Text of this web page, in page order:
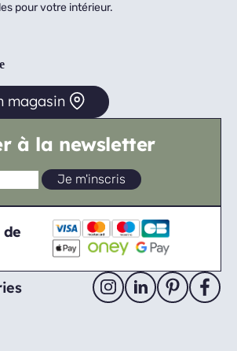
pour votre intérieur.
magasin
à la newsletter
de